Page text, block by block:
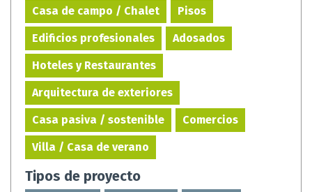
Casa de campo / Chalet Pisos
Edificios profesionales Adosados
Hoteles y Restaurantes
Arquitectura de exteriores
Casa pasiva / sostenible Comercios
Villa / Casa de verano
Tipos de proyecto